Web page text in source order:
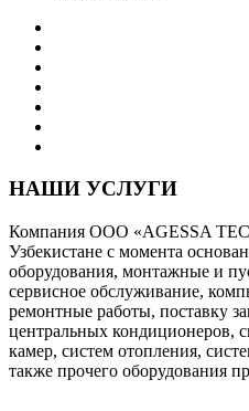
НАШИ УСЛУГИ
Компания ООО «AGESSA
Узбекистане с момента
оборудования, монтажные и
сервисное обслуживание,
ремонтные работы, поставку
центральных кондиционеров,
камер, систем отопления,
также прочего оборудования